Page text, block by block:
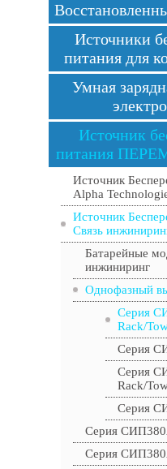
Источники
питания для
Умная
Источник
питания
Источник
Alpha
Источник
Связь
Батарейные
инжиниринг
Однофазный
Серия
Rack/
Серия
Серия
Rack/
Серия
Серия
Серия